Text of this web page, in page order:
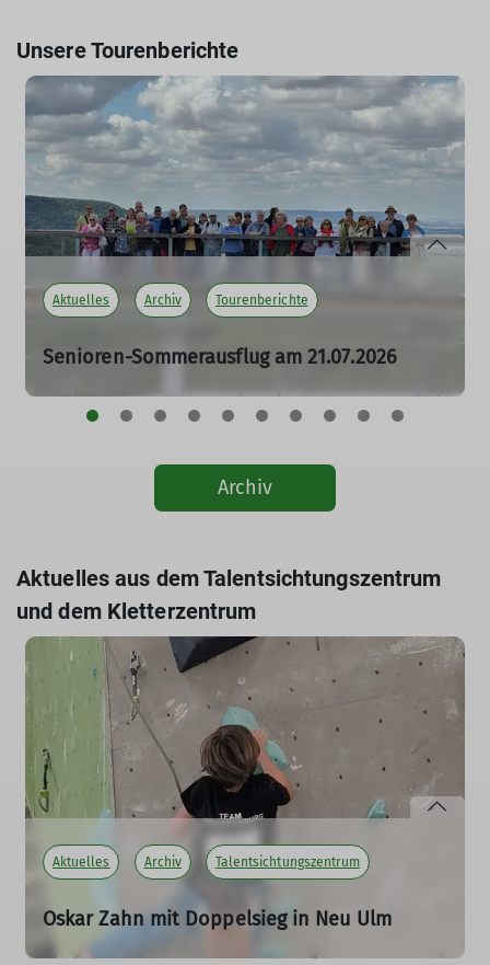
Unsere Tourenberichte
Aktuelles Archiv Tourenberichte
Senioren-Sommerausflug am 21.07.2026
21.07.2026
Archiv
Aktuelles aus dem Talentsichtungszentrum
und dem Kletterzentrum
Aktuelles Archiv Talentsichtungszentrum
Oskar Zahn mit Doppelsieg in Neu Ulm
25.07.2026